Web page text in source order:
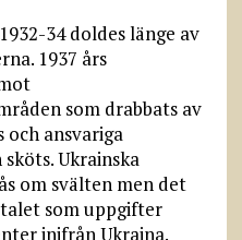
34 doldes länge av
1937 års
som drabbats av
ansvariga
Ukrainska
om svälten men det
som uppgifter
inifrån Ukraina.